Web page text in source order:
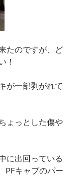
たのですが、ど
！
が一部剥がれて
ょっとした傷や
に出回っている
PFキャブのパー